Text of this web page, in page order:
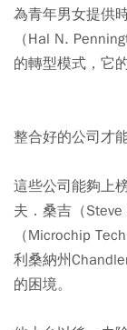
為青年男女提供
（Hal N.
的轉型模式，它
整合好的公司才
這些公司能夠上
夫．桑吉（
（Microchip
利桑納州
的困境。